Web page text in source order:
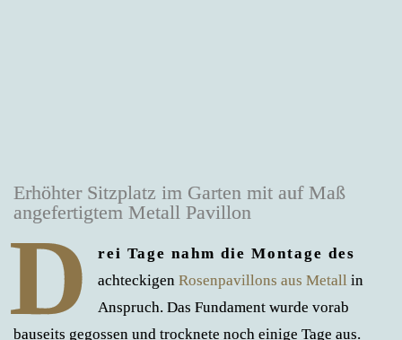
Erhöhter Sitzplatz im Garten mit auf Maß
angefertigtem Metall Pavillon
D
rei Tage nahm die Montage des
achteckigen Rosenpavillons aus Metall in
Anspruch. Das Fundament wurde vorab
bauseits gegossen und trocknete noch einige Tage aus.